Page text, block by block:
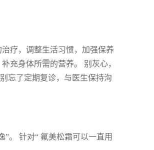
疗，调整生活习惯，加强保养
充身体所需的营养。 别灰心，
忘了定期复诊，与医生保持沟
。 针对“ 氟美松霜可以一直用